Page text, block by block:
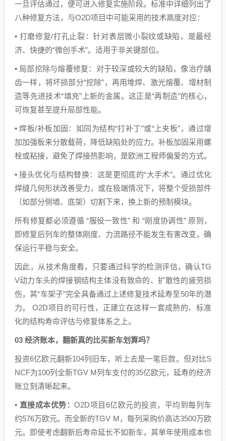
一旦评估通过，便可进入修复实施阶段。标准中详细列出了
八种修复方法，与O2D项目中可能采用的技术高度对应：
• 打磨修复/打孔止裂：针对表层微小裂纹或缺陷，是最经
济、快捷的“微创手术”。适用于非关键部位。
• 局部挖除与熔覆修复：对于较深或较大的缺陷，像治疗龋
齿一样，将坏损部分“挖除”，再用堆焊、激光熔覆、增材制
造等先进技术“填充”上新的金属。这正是“再制造”的核心，
可恢复甚至提升局部性能。
• 焊板/补板加固：如同为结构“打补丁”或“上夹板”，通过增
加加强板来分散载荷，降低缺陷处的应力。补板加固采用螺
栓或粘接，避免了焊接热影响，是欧洲工程师偏爱的方式。
• 接头优化与结构替换：这是更彻底的“大手术”。通过优化
焊缝几何形状改善受力，或在极端情况下，将整个受损部件
（如部分侧墙、底架）切割下来，换上新的预制模块。
所有修复都必须遵循 “服役一致性” 和 “刚度协调性” 原则，
即修复后列车的整体刚度、力流路径不能发生有害改变，确
保运行平稳与安全。
因此，从技术角度看，只要通过科学的检测评估，确认TG
V动力车头的焊接钢结构主体没有致命的、扩散性的疲劳损
伤，其“车架子”完全具备通过上述修复技术延寿至50年的潜
力。 O2D项目的可行性，正建立在这样一套成熟的、标准
化的结构寿命评估与修复体系之上。
03 经济账本，翻新真的比买新车划算吗？
投资6亿欧元翻新104列旧车，听上去是一笔巨款。但对比S
NCF为100列全新TGV M列车支付的35亿欧元，延寿的经济
账立刻清晰起来。
• 直接成本优势： O2D项目6亿欧元的投资，平均到每列车
约576万欧元。而全新的TGV M，每列采购价高达3500万欧
元。即使考虑翻新后寿命延长不如新车，其单年使用成本也